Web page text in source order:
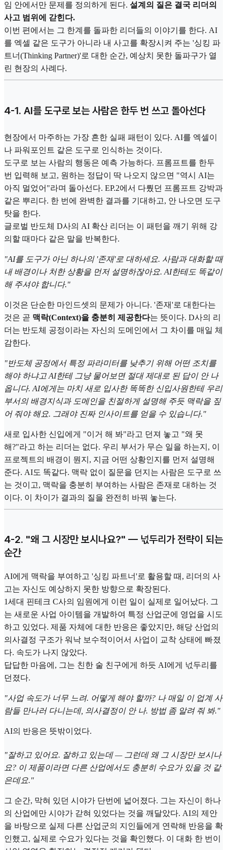
임 안에서만 문제를 정의하게 된다. 설계의 질은 결국 리더의
사고 범위에 갇힌다.
이번 편에서는 그 한계를 돌파한 리더들의 이야기를 한다. AI
를 엑셀 같은 도구가 아니라 내 사고를 확장시켜 주는 '싱킹 파
트너(Thinking Partner)'로 대한 순간, 예상치 못한 돌파구가 열
린 현장의 사례다.
4-1. AI를 도구로 보는 사람은 한두 번 쓰고 돌아선다
현장에서 마주하는 가장 흔한 실패 패턴이 있다. AI를 엑셀이
나 파워포인트 같은 도구로 인식하는 것이다.
도구로 보는 사람의 행동은 예측 가능하다. 프롬프트를 한두
번 입력해 보고, 원하는 정답이 딱 나오지 않으면 "역시 AI는
아직 멀었어"라며 돌아선다. EP.2에서 다뤘던 프롬프트 강박과
같은 뿌리다. 한 번에 완벽한 결과를 기대하고, 안 나오면 도구
탓을 한다.
글로벌 반도체 D사의 AI 확산 리더는 이 패턴을 깨기 위해 강
의할 때마다 같은 말을 반복한다.
"AI를 도구가 아닌 하나의 '존재'로 대하세요. 사람과 대화할 때
내 배경이나 처한 상황을 먼저 설명하잖아요. AI한테도 똑같이
해 주셔야 합니다."
이것은 단순한 마인드셋의 문제가 아니다. '존재'로 대한다는
것은 곧 맥락(Context)을 충분히 제공한다는 뜻이다. D사의 리
더는 반도체 공정이라는 자신의 도메인에서 그 차이를 매일 체
감한다.
"반도체 공정에서 특정 파라미터를 낮추기 위해 어떤 조치를
해야 하냐고 AI한테 그냥 물어보면 절대 제대로 된 답이 안 나
옵니다. AI에게는 마치 새로 입사한 똑똑한 신입사원한테 우리
부서의 배경지식과 도메인을 친절하게 설명해 주듯 맥락을 짚
어 줘야 해요. 그래야 진짜 인사이트를 얻을 수 있습니다."
새로 입사한 신입에게 "이거 해 봐"라고 던져 놓고 "왜 못
해?"라고 하는 리더는 없다. 우리 부서가 무슨 일을 하는지, 이
프로젝트의 배경이 뭔지, 지금 어떤 상황인지를 먼저 설명해
준다. AI도 똑같다. 맥락 없이 질문을 던지는 사람은 도구로 쓰
는 것이고, 맥락을 충분히 부여하는 사람은 존재로 대하는 것
이다. 이 차이가 결과의 질을 완전히 바꿔 놓는다.
4-2. "왜 그 시장만 보시나요?" — 넋두리가 전략이 되는
순간
AI에게 맥락을 부여하고 '싱킹 파트너'로 활용할 때, 리더의 사
고는 자신도 예상하지 못한 방향으로 확장된다.
1세대 핀테크 C사의 임원에게 이런 일이 실제로 일어났다. 그
는 새로운 사업 아이템을 개발하여 특정 산업군에 영업을 시도
하고 있었다. 제품 자체에 대한 반응은 좋았지만, 해당 산업의
의사결정 구조가 워낙 보수적이어서 사업이 교착 상태에 빠졌
다. 속도가 나지 않았다.
답답한 마음에, 그는 친한 술 친구에게 하듯 AI에게 넋두리를
던졌다.
"사업 속도가 너무 느려. 어떻게 해야 할까? 나 매일 이 업계 사
람들 만나러 다니는데, 의사결정이 안 나. 방법 좀 알려 줘 봐."
AI의 반응은 뜻밖이었다.
"잘하고 있어요. 잘하고 있는데 — 그런데 왜 그 시장만 보시나
요? 이 제품이라면 다른 산업에서도 충분히 수요가 있을 것 같
은데요."
그 순간, 막혀 있던 시야가 단번에 넓어졌다. 그는 자신이 하나
의 산업에만 시야가 갇혀 있었다는 것을 깨달았다. AI의 제안
을 바탕으로 실제 다른 산업군의 지인들에게 연락해 반응을 확
인했고, 실제로 수요가 있다는 것을 확인했다. 이 대화 한 번이